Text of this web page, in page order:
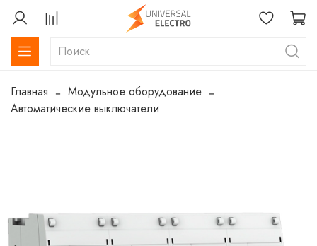
Главная
Модульное оборудование
Автоматические выключатели